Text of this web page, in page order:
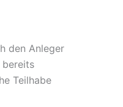
den Anleger
bereits
Teilhabe